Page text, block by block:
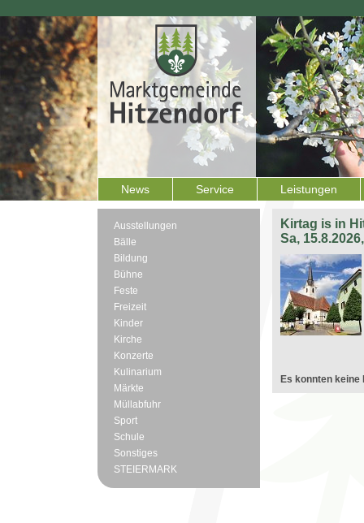
News Service Leistungen
Ausstellungen
Bälle
Bildung
Bühne
Feste
Freizeit
Kinder
Kirche
Konzerte
Kulinarium
Märkte
Müllabfuhr
Sport
Schule
Sonstiges
STEIERMARK
Kirtag is in
Sa,
Es konnten keine